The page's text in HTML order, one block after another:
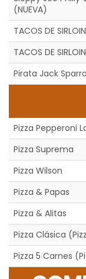
(NUEVA)
TACOS DE SIRLOIN
TACOS DE
Pirata Jack
Pizza Pepperoni
Pizza Suprema
Pizza Wilson
Pizza & Papas
Pizza & Alitas
Pizza Clásica
Pizza 5 Carnes